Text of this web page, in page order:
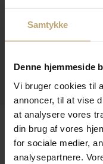
Samtykke
Denne hjemmeside
Vi bruger cookies til
annoncer, til at vise
at analysere vores
din brug af vores
for sociale medier,
analysepartnere.
Åbningstider I
Information
Praktiske Sider